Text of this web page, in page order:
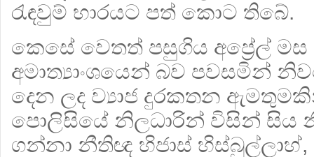
රැඳවුම් භාරයට පත් කොට තිබේ.
කෙසේ වෙතත් පසුගිය අප්‍රේල් මස
අමාත්‍යාංශයෙන් බව පවසමින්
දෙන ලද ව්‍යාජ දුරකතන
පොලිසියේ නිලධාරින් විසින් සිය
ගන්නා නීතිඥ හිජාස්